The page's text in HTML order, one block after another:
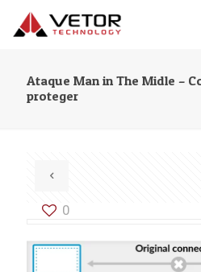
Ataque Man in The Midle –
proteger
0